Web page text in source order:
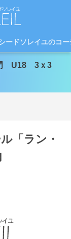
ードソレイユのコ
門 U18 3ｘ3
「ラン・